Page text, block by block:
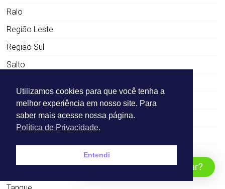
Ralo
Região Leste
Região Sul
Salto
Serviços de Desentupimento de pia
Serviços de Desentupimento de ralos
Como Podemos Ajudar?
Utilizamos cookies para que você tenha a
melhor experiência em nosso site. Para
saber mais acesse nossa página.
Política de Privacidade.
Entendi